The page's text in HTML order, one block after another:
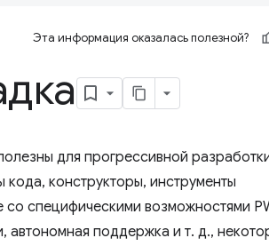
Эта информация оказалась полезной?
для прогрессивной
конструкторы, инструменты
специфическими возможностями
автономная поддержка и т. д.,